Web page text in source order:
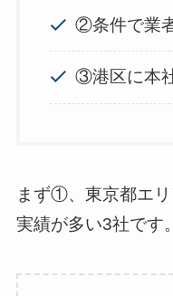
②条件で業
③港区に本
まず①、東京都エ
実績が多い3社です。